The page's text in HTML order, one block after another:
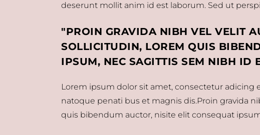
deserunt mollit anim id est laborum. Sed ut
PROIN GRAVIDA NIBH VEL VELIT
SOLLICITUDIN, LOREM QUIS
IPSUM, NEC SAGITTIS SEM NIBH ID
Lorem ipsum dolor sit amet, consectetur adicing
natoque penati bus et magnis dis.Proin gravida
quis bibendum auctor, nisite elit consequat